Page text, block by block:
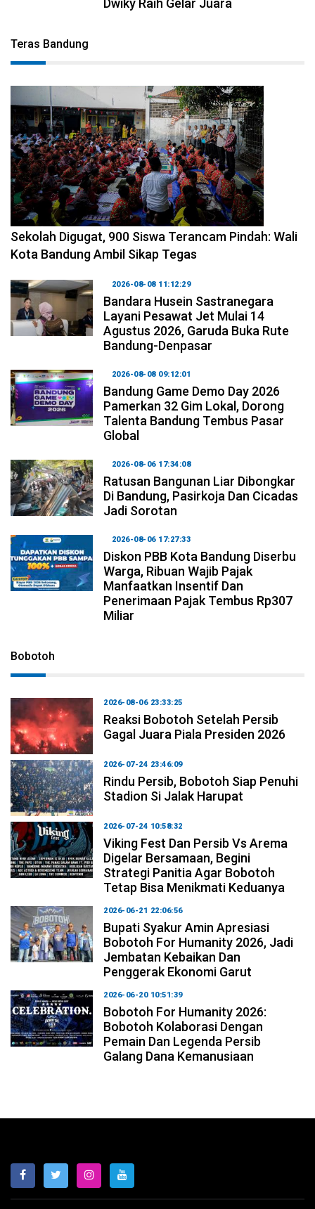
Teras Bandung
2026-08-08 14:10:48
Sekolah Digugat, 900 Siswa Terancam Pindah: Wali
Kota Bandung Ambil Sikap Tegas
2026-08-08 11:12:29
Bandara Husein Sastranegara
Layani Pesawat Jet Mulai 14
Agustus 2026, Garuda Buka Rute
Bandung-Denpasar
2026-08-08 09:12:01
Bandung Game Demo Day 2026
Pamerkan 32 Gim Lokal, Dorong
Talenta Bandung Tembus Pasar
Global
2026-08-06 17:34:08
Ratusan Bangunan Liar Dibongkar
Di Bandung, Pasirkoja Dan Cicadas
Jadi Sorotan
2026-08-06 17:27:33
Diskon PBB Kota Bandung Diserbu
Warga, Ribuan Wajib Pajak
Manfaatkan Insentif Dan
Penerimaan Pajak Tembus Rp307
Miliar
Bobotoh
2026-08-06 23:33:25
Reaksi Bobotoh Setelah Persib
Gagal Juara Piala Presiden 2026
2026-07-24 23:46:09
Rindu Persib, Bobotoh Siap Penuhi
Stadion Si Jalak Harupat
2026-07-24 10:58:32
Viking Fest Dan Persib Vs Arema
Digelar Bersamaan, Begini
Strategi Panitia Agar Bobotoh
Tetap Bisa Menikmati Keduanya
2026-06-21 22:06:56
Bupati Syakur Amin Apresiasi
Bobotoh For Humanity 2026, Jadi
Jembatan Kebaikan Dan
Penggerak Ekonomi Garut
2026-06-20 10:51:39
Bobotoh For Humanity 2026:
Bobotoh Kolaborasi Dengan
Pemain Dan Legenda Persib
Galang Dana Kemanusiaan